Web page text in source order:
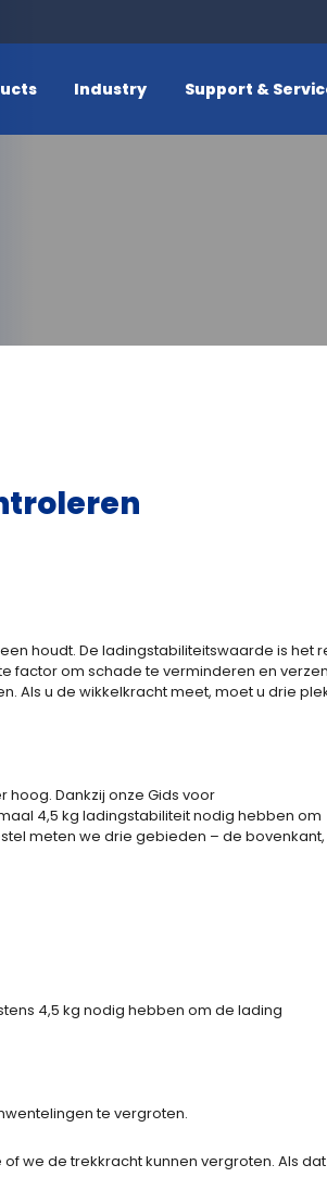
Industry Support &
houdt. De ladingstabiliteitswaarde is het
om schade te verminderen en
u de wikkelkracht meet, moet u drie
hoog. Dankzij onze Gids voor
4,5 kg ladingstabiliteit nodig hebben om
meten we drie gebieden – de bovenkant,
4,5 kg nodig hebben om de lading
te vergroten.
we de trekkracht kunnen vergroten. Als dat